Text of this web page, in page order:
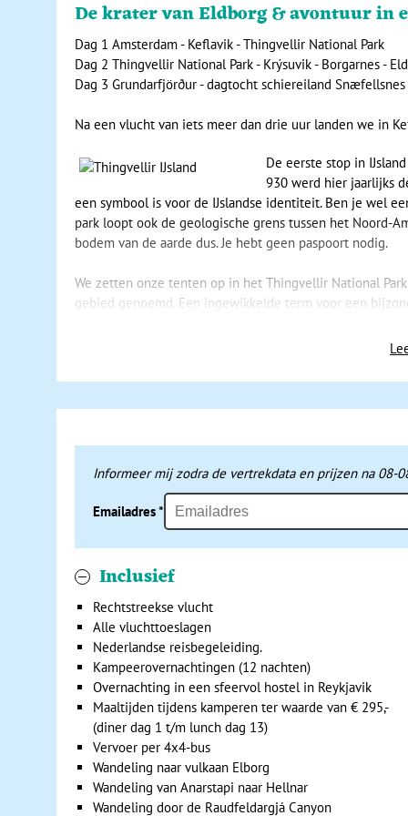
De krater van Eldborg & avontuur in
Dag 1 Amsterdam - Keflavik - Thingvellir National Park
Dag 2 Thingvellir National Park - Krýsuvik - Borgarnes -
Dag 3 Grundarfjörður- dagtocht schiereiland
Na een vlucht van iets meer dan drie uur landen we in
De eerste stop in
930 werd hier jaarlijks
een symbool is voor de IJslandse identiteit. Ben je wel
park loopt ook de geologische grens tussen het Noord-
bodem van de aarde dus. Je hebt geen paspoort nodig.
We zetten onze tenten op in het Thingvellir National
gebied genoemd. Een ingewikkelde term voor een
Je ziet de aarde al borrelen bij de verschillende
van de Vikingen zijn. We rijden verder naar het noorden
haven in dit vissersdorpje is echt een bezoekje waard.
grijze rotsen. De omgeving is ruig met veel kloven,
Arnarstapi kun je een mooie wandeling maken naar
Ook een bezoek aan Dritvik, een verlaten
vissersleven dat de bewoners hebben geleid. Op het
Beginnende vissers moesten die vroeger optillen om
Overnachten op een natuurlijke
Dag 4Grundarfjörður - Varmahlid
Dag 5 Varmahlid - Akureyri - Mývatn
Dag 6 Mývatn, bezoek Krafla, Námaskard & Dettifoss
Dag 7 Mývatn
Informeer mij zodra de vertrekdata en prijzen na 08-
Emailadres*
Inclusief
Rechtstreekse vlucht
Alle vluchttoeslagen
Nederlandse reisbegeleiding.
Kampeerovernachtingen (12 nachten)
Overnachting in een sfeervol hostel in Reykjavik
Maaltijden tijdens kamperen ter waarde van € 295,-
(diner dag 1 t/m lunch dag 13)
Vervoer per 4x4-bus
Wandeling naar vulkaan Elborg
Wandeling van Anarstapi naar Hellnar
Wandeling door de Raudfeldargjá Canyon